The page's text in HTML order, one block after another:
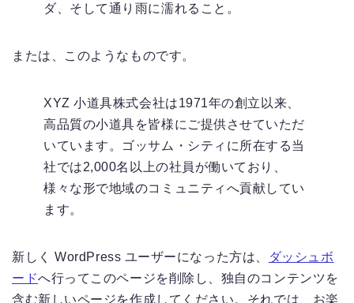
ダ、そして通り雨に濡れること。
または、このようなものです。
XYZ 小道具株式会社は1971年の創立以来、
高品質の小道具を皆様にご提供させていただ
いています。ゴッサム・シティに所在する当
社では2,000名以上の社員が働いており、
様々な形で地域のコミュニティへ貢献してい
ます。
新しく WordPress ユーザーになった方は、
ダッシュボ
ードへ行ってこのページを削除し、独自のコンテンツを
含む新しいページを作成してください。それでは、お楽